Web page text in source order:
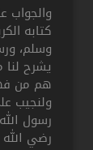
والجواب
كتابه
وسلم،
يشرح
هم من
ولنجيب
رسول
رضي